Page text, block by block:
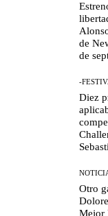
de
de
-
Diez
Otro
Mejor